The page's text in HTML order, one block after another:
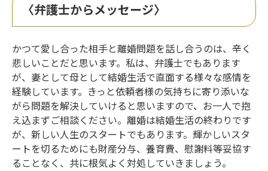
〈弁護士からメッセージ〉
かつて愛し合った相手と離婚問題を話し合うのは、辛く
悲しいことだと思います。私は、弁護士でもあります
が、妻として母として結婚生活で直面する様々な感情を
経験しています。きっと依頼者様の気持ちに寄り添いな
がら問題を解決していけると思いますので、お一人で抱
え込まずご相談ください。離婚は結婚生活の終わりです
が、新しい人生のスタートでもあります。輝かしいスタ
ートを切るためにも財産分与、養育費、慰謝料等妥協す
ることなく、共に根気よく対処していきましょう。